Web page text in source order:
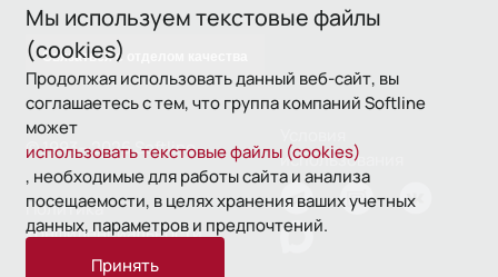
Мы используем текстовые файлы
(cookies)
Продолжая использовать данный веб-сайт, вы
соглашаетесь с тем, что группа компаний Softline
может
использовать текстовые файлы (cookies)
, необходимые для работы сайта и анализа
посещаемости, в целях хранения ваших учетных
данных, параметров и предпочтений.
Принять
Связаться с отделом качества
© 1993—2026 Softline
использования
Политика
конфиденциальности